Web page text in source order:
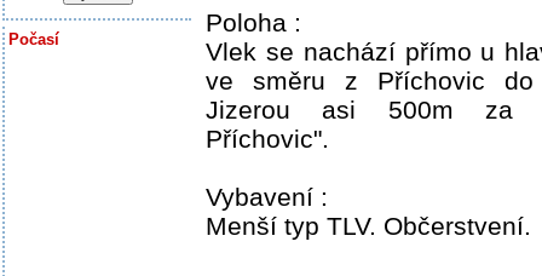
Počasí
Poloha :
Vlek se nachází přímo u
ve směru z Příchovic do
Jizerou asi 500m za
Příchovic".
Vybavení :
Menší typ TLV. Občerstvení.